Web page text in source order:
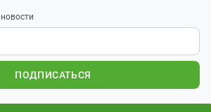
ПОДПИСАТЬСЯ